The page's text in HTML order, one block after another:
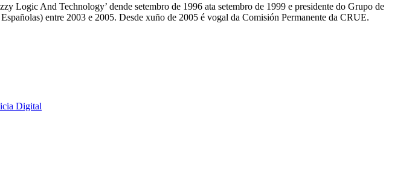
Logic And Technology’ dende setembro de 1996 ata setembro de 1999 e presidente do Grupo de
entre 2003 e 2005. Desde xuño de 2005 é vogal da Comisión Permanente da CRUE.